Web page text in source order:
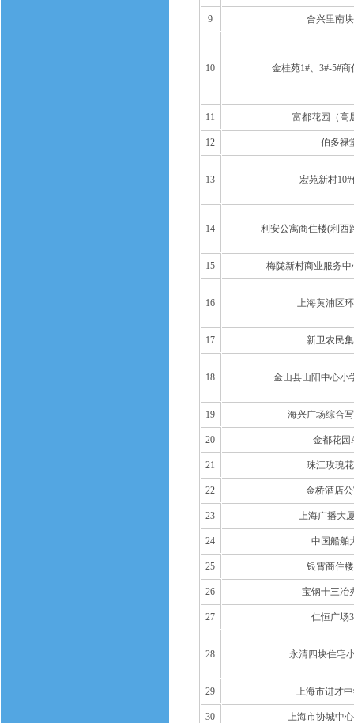
9 合兴里南
10 金桂苑1#、3#-5#
11 富都花园（高
12 伯多禄
13 宏苑新村
14 利安公寓商住楼(利西
15 梅陇新村商业服务中
16 上海黄浦区
17 新卫农民
18 金山县山阳中心小
19 海兴广场综合
20 金都花园
21 珠江玫瑰
22 金桥酒店
23 上海广播大
24 中国船舶
25 银霄商住
26 宝钢十三冶
27 仁恒广场
28 永清四块住宅
29 上海市进才
30 上海市协城中